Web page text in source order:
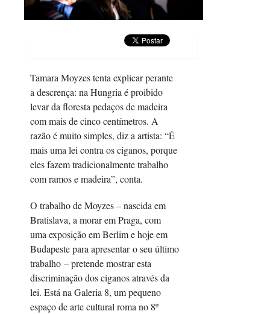
Tamara Moyzes tenta explicar perante
a descrença: na Hungria é proibido
levar da floresta pedaços de madeira
com mais de cinco centímetros. A
razão é muito simples, diz a artista: “É
mais uma lei contra os ciganos, porque
eles fazem tradicionalmente trabalho
com ramos e madeira”, conta.
O trabalho de Moyzes – nascida em
Bratislava, a morar em Praga, com
uma exposição em Berlim e hoje em
Budapeste para apresentar o seu último
trabalho – pretende mostrar esta
discriminação dos ciganos através da
lei. Está na Galeria 8, um pequeno
espaço de arte cultural roma no 8º